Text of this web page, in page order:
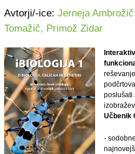
Avtorji/-ice: Jerneja
Tomažič, Primož Zidar
poslušati
Učbenik
-